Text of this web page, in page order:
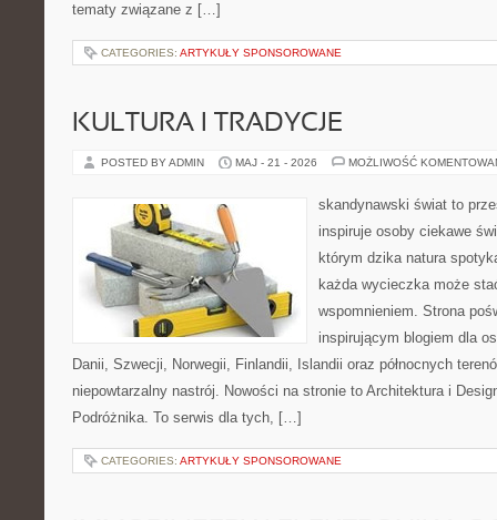
tematy związane z […]
CATEGORIES: ARTYKUŁY SPONSOROWANE
KULTURA I TRADYCJE
POSTED BY ADMIN MAJ - 21 - 2026 MOŻLIWOŚĆ
skandynawski świat to
inspiruje osoby ciekawe
którym dzika natura
każda wycieczka może
wspomnieniem. Strona
inspirującym blogiem dla
Danii, Szwecji, Norwegii, Finlandii, Islandii oraz północnych
niepowtarzalny nastrój. Nowości na stronie to Architektura i
Podróżnika. To serwis dla tych, […]
CATEGORIES: ARTYKUŁY SPONSOROWANE